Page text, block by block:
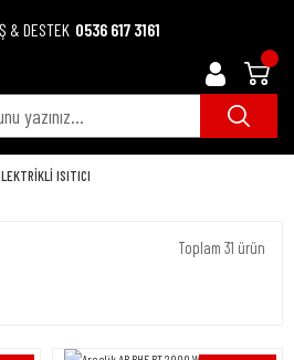
& DESTEK 0536 617 3161
ISITICI
Toplam 31 ürün